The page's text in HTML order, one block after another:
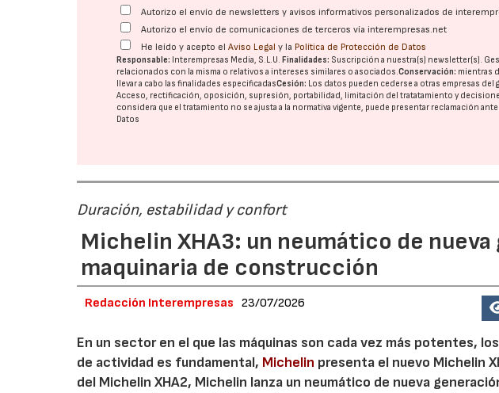
Autorizo el envío de newsletters y avisos informativos personalizados de
Autorizo el envío de comunicaciones de terceros vía interempresas.net
He leído y acepto elAviso Legal y la Política de Protección de Datos
Responsable: Interempresas Media, S.L.U.Finalidades: Suscripción a nuestra(s) newsletter(s).
relacionados con la misma o relativos a intereses similares o asociados.Conservación: mientras
llevar a cabo las finalidades especificadasCesión: Los datos pueden cederse a otras empresas del
Acceso, rectificación, oposición, supresión, portabilidad, limitación del tratatamiento y
considera que el tratamiento no se ajusta a la normativa vigente, puede presentar reclamación
Datos
Duración, estabilidad y confort
Michelin XHA3: un neumático de
maquinaria de construcción
Redacción Interempresas 23/07/2026
En un sector en el que las máquinas son cada vez más potentes,
de actividad es fundamental, Michelin presenta el nuevo Michelin
del Michelin XHA2, Michelin lanza un neumático de nueva